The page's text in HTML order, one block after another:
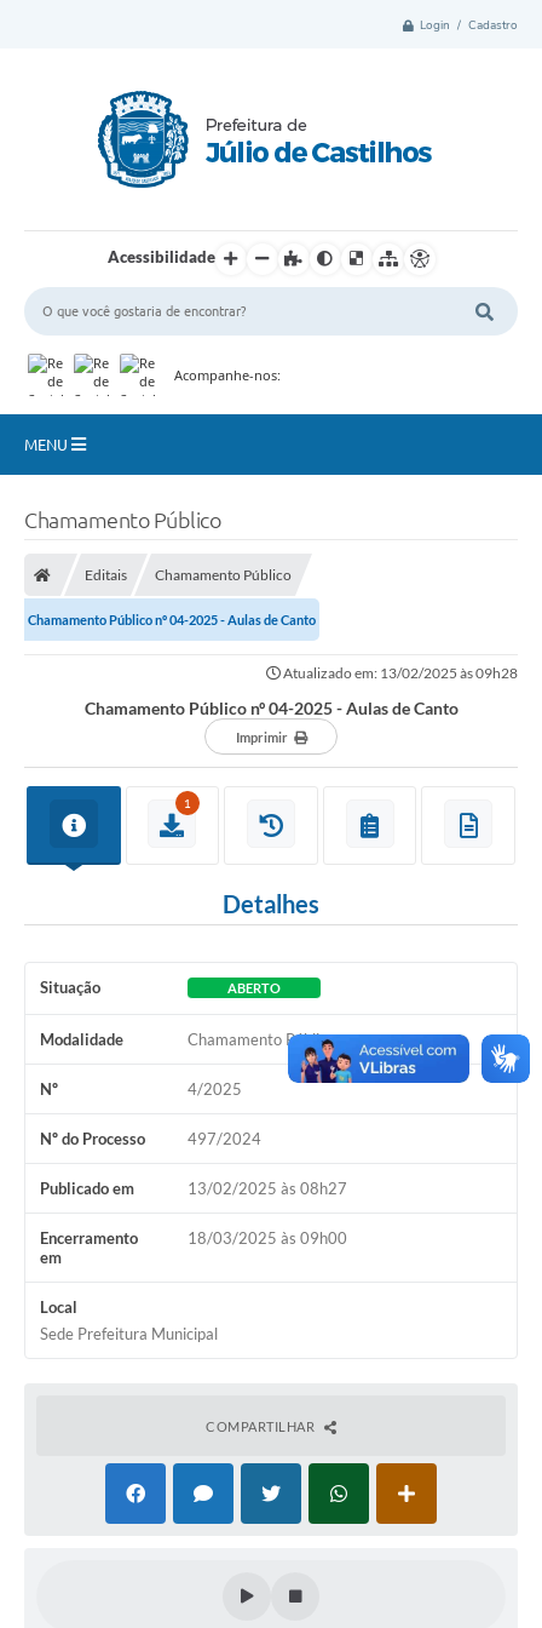
Login / Cadastro
Acessibilidade
Acompanhe-nos:
MENU
Ouvidoria
e-sic
PLANO ANUAL DE CONTRATAÇÕES (PAC)
Contato
TCE/RS
Prestação de Contas
Serviços e Informações Online
Coronavírus
Certidão Negativa
Alvará
Fiscalização
Modelos de Requerimentos
Relatórios Anuais – Ouvidoria
Galeria de Fotos
Chamamento Público
Editais Chamamento Público
Chamamento Público nº 04-2025 - Aulas de Canto
Atualizado em: 13/02/2025 às 09h28
Chamamento Público nº 04-2025 - Aulas de Canto
Imprimir
1
Detalhes
Situação ABERTO
Modalidade Chamamento Público
Nº 4/2025
Nº do Processo 497/2024
Publicado em 13/02/2025 às 08h27
Encerramento
em
18/03/2025 às 09h00
Local
Sede Prefeitura Municipal
COMPARTILHAR